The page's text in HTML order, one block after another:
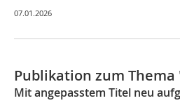
07.01.2026
Publikation zum
Mit angepasstem Titel neu